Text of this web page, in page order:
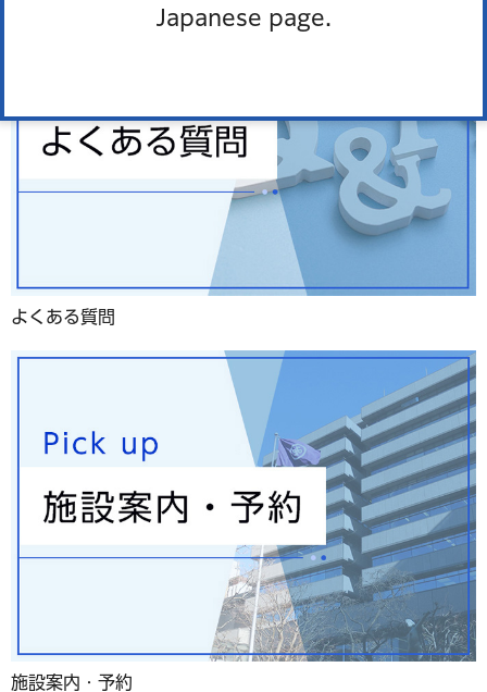
Japanese page.
よくある質問
施設案内・予約